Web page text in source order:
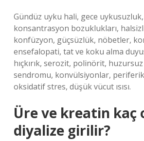
Gündüz uyku hali, gece uykusuzluk,
konsantrasyon bozuklukları,
konfüzyon, güçsüzlük, nöbetler,
ensefalopati, tat ve koku alma
hıçkırık, serozit, polinörit,
sendromu, konvülsiyonlar,
oksidatif stres, düşük vücut ısısı.
Üre ve kreatin kaç
diyalize girilir?